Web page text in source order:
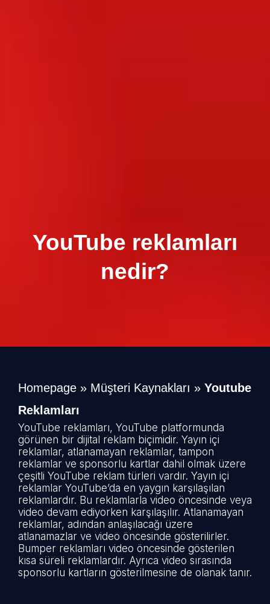
YouTube reklamları
nedir?
Homepage » Müşteri Kaynakları » Youtube
Reklamları
YouTube reklamları, YouTube platformunda
görünen bir dijital reklam biçimidir. Yayın içi
reklamlar, atlanamayan reklamlar, tampon
reklamlar ve sponsorlu kartlar dahil olmak üzere
çeşitli YouTube reklam türleri vardır. Yayın içi
reklamlar YouTube’da en yaygın karşılaşılan
reklamlardır. Bu reklamlarla video öncesinde veya
video devam ediyorken karşılaşılır. Atlanamayan
reklamlar, adından anlaşılacağı üzere
atlanamazlar ve video öncesinde gösterilirler.
Bumper reklamları video öncesinde gösterilen
kısa süreli reklamlardır. Ayrıca video sırasında
sponsorlu kartların gösterilmesine de olanak tanır.